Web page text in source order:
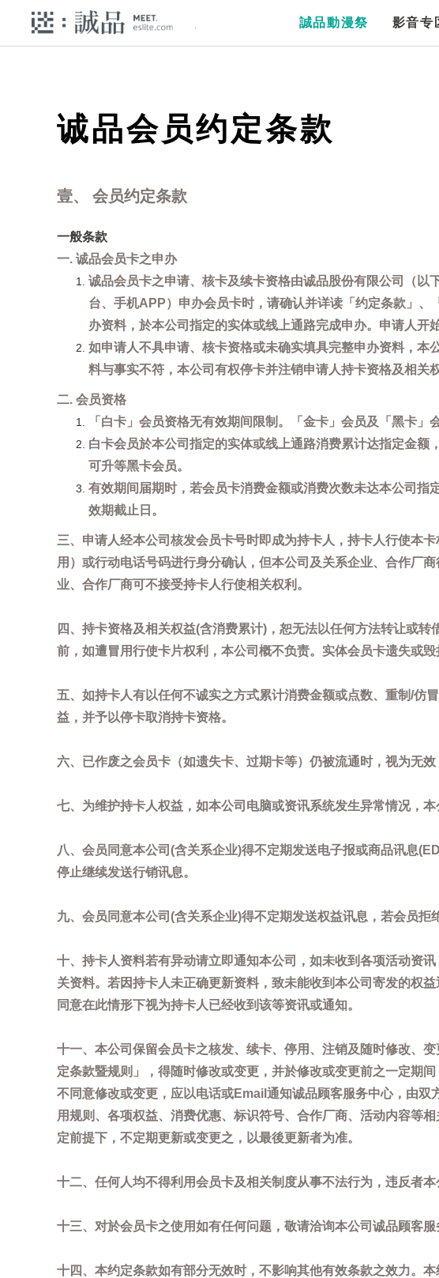
誠品動漫祭 影音专
诚品会员约定条款
壹、 会员约定条款
一般条款
一. 诚品会员卡之申办
诚品会员卡之申请、核卡及续卡资格由诚品股份有限公司（
台、手机APP）申办会员卡时，请确认并详读「约定条款」
办资料，於本公司指定的实体或线上通路完成申办。申请人开
如申请人不具申请、核卡资格或未确实填具完整申办资料，
料与事实不符，本公司有权停卡并注销申请人持卡资格及相关权
二. 会员资格
「白卡」会员资格无有效期间限制。「金卡」会员及「黑卡
白卡会员於本公司指定的实体或线上通路消费累计达指定金
可升等黑卡会员。
有效期间届期时，若会员卡消费金额或消费次数未达本公司
效期截止日。
三、申请人经本公司核发会员卡号时即成为持卡人，持卡人行使本
用）或行动电话号码进行身分确认，但本公司及关系企业、合作厂
业、合作厂商可不接受持卡人行使相关权利。
四、持卡资格及相关权益(含消费累计)，恕无法以任何方法转让或
前，如遭冒用行使卡片权利，本公司概不负责。实体会员卡遗失或
五、如持卡人有以任何不诚实之方式累计消费金额或点数、重制/仿
益，并予以停卡取消持卡资格。
六、已作废之会员卡（如遗失卡、过期卡等）仍被流通时，视为无
七、为维护持卡人权益，如本公司电脑或资讯系统发生异常情况，
八、会员同意本公司(含关系企业)得不定期发送电子报或商品讯息
停止继续发送行销讯息。
九、会员同意本公司(含关系企业)得不定期发送权益讯息，若会员拒
十、持卡人资料若有异动请立即通知本公司，如未收到各项活动资
关资料。若因持卡人未正确更新资料，致未能收到本公司寄发的权
同意在此情形下视为持卡人已经收到该等资讯或通知。
十一、本公司保留会员卡之核发、续卡、停用、注销及随时修改、
定条款暨规则」，得随时修改或变更，并於修改或变更前之一定期
不同意修改或变更，应以电话或Email通知诚品顾客服务中心，由
用规则、各项权益、消费优惠、标识符号、合作厂商、活动内容等
定前提下，不定期更新或变更之，以最後更新者为准。
十二、任何人均不得利用会员卡及相关制度从事不法行为，违反者本
十三、对於会员卡之使用如有任何问题，敬请洽询本公司诚品顾客服
十四、本约定条款如有部分无效时，不影响其他有效条款之效力。